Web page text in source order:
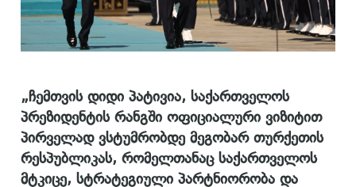
„ჩემთვის დიდი პატივია, საქართველოს
პრეზიდენტის რანგში ოფიციალური ვიზიტით
პირველად ვსტუმრობდე მეგობარ თურქეთის
რესპუბლიკას, რომელთანაც საქართველოს
მტკიცე, სტრატეგიული პარტნიორობა და